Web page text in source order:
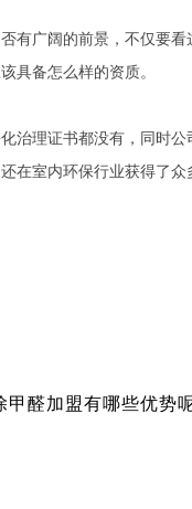
有广阔的前景，不仅要看
具备怎么样的资质。
治理证书都没有，同时公
在室内环保行业获得了众
甲醛加盟有哪些优势